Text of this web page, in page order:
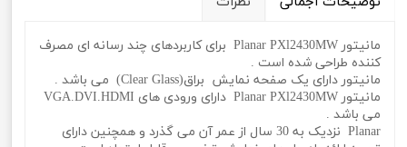
مانیتور Planar PXl2430MW برای کاربردهای چند رسانه ای مصرف
کننده طراحی شده است .
مانیتور دارای یک صفحه نمایش براق(Clear Glass) می باشد .
می باشد .
Planar نزدیک به 30 سال از عمر آن می گذرد و همچنین دارای